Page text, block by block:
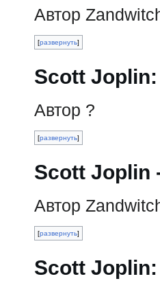
Автор
развернуть
Scott
Автор ?
развернуть
Scott Joplin
Автор
развернуть
Scott